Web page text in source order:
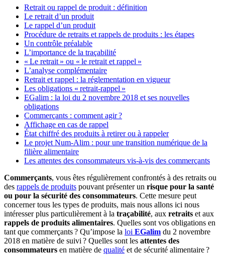
Retrait ou rappel de produit : définition
Le retrait d’un produit
Le rappel d’un produit
Procédure de retraits et rappels de produits : les étapes
Un contrôle préalable
L’importance de la traçabilité
« Le retrait » ou « le retrait et rappel »
L’analyse complémentaire
Retrait et rappel : la réglementation en vigueur
Les obligations « retrait-rappel »
EGalim : la loi du 2 novembre 2018 et ses nouvelles
obligations
Commerçants : comment agir ?
Affichage en cas de rappel
État chiffré des produits à retirer ou à rappeler
Le projet Num-Alim : pour une transition numérique de la
filière alimentaire
Les attentes des consommateurs vis-à-vis des commerçants
Commerçants, vous êtes régulièrement confrontés à des retraits ou
des rappels de produits pouvant présenter un risque pour la santé
ou pour la sécurité des consommateurs. Cette mesure peut
concerner tous les types de produits, mais nous allons ici nous
intéresser plus particulièrement à la traçabilité, aux retraits et aux
rappels de produits alimentaires. Quelles sont vos obligations en
tant que commerçants ? Qu’impose la loi EGalim du 2 novembre
2018 en matière de suivi ? Quelles sont les attentes des
consommateurs en matière de qualité et de sécurité alimentaire ?